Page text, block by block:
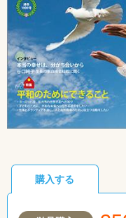
購入する